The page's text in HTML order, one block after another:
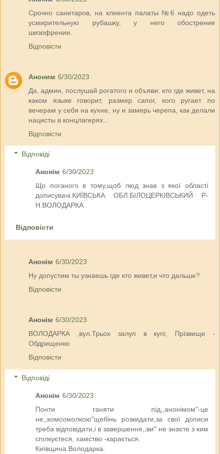
Срочно санитаров, на клиента палаты №6 надо одеть
усмирительную рубашку, у него обострение
шизофрении.
Відповісти
Аноним 6/30/2023
Да, админ, послушай рогатого и объяви: кто где живет, на
каком языке говорит, размер сапог, кого ругает по
вечерам у себя на кухне, ну и замерь черепа, как делали
нацисты в концлагерях...
Відповісти
Відповіді
Анонім 6/30/2023
Що поганого в тому,щоб люд знав з якої області
дописувачі.КИЇВСЬКА ОБЛ.БІЛОЦЕРКІВСЬКИЙ Р-
Н.ВОЛОДАРКА.
Відповісти
Анонім 6/30/2023
Ну допустим ты узнаешь где кто живет,и что дальше?
Відповісти
Анонім 6/30/2023
ВОЛОДАРКА ,вул.Трьох залуп в купі, Прізвище -
Обдрищенко
Відповісти
Відповіді
Анонім 6/30/2023
Понти ганяти під,,анонімом"-це
не,,комсомолкою"щебінь розкидати,за свої дописи
треба відповідати,і в завершення,,ви" не знаєте з ким
спілкуєтеся, хамство -карається.
Київщина.Володарка.